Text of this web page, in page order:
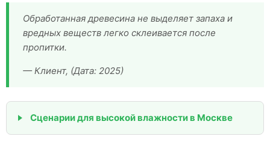
Обработанная древесина не выделяет запаха и
вредных веществ легко склеивается после
пропитки.
— Клиент, (Дата: 2025)
Сценарии для высокой влажности в Москве